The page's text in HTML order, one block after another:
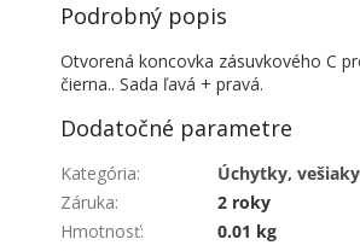
Podrobný popis
Otvorená koncovka zásuvkového C
čierna.. Sada ľavá + pravá.
Dodatočné parametre
Kategória:
Úchytky, vešiaky
Záruka:
2 roky
Hmotnosť:
0.01 kg